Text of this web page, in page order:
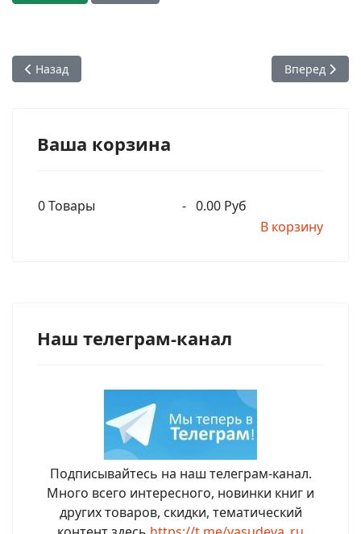
Предыдущий: Бхакти Викаша Свами - Эталон
Назад Следующий:
Вперед
Ваша корзина
0Товары - 0.00 Руб
В корзину
Наш телеграм-канал
Подписывайтесь на наш телеграм-канал.
Много всего интересного, новинки книг и
других товаров, скидки, тематический